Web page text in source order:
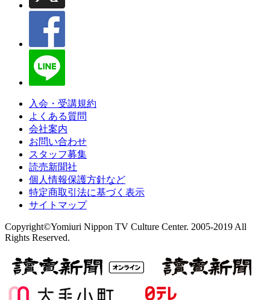
入会・受講規約
よくある質問
会社案内
お問い合わせ
スタッフ募集
読売新聞社
個人情報保護方針など
特定商取引法に基づく表示
サイトマップ
Copyright©Yomiuri Nippon TV Culture Center. 2005-2019 All
Rights Reserved.